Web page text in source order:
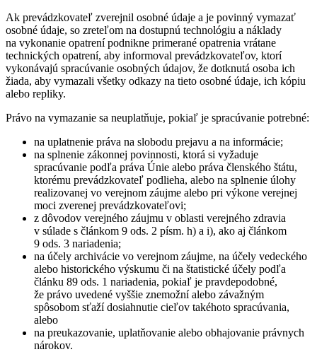
Ak prevádzkovateľ zverejnil osobné údaje a je povinný vymazať
osobné údaje, so zreteľom na dostupnú technológiu a náklady
na vykonanie opatrení podnikne primerané opatrenia vrátane
technických opatrení, aby informoval prevádzkovateľov, ktorí
vykonávajú spracúvanie osobných údajov, že dotknutá osoba ich
žiada, aby vymazali všetky odkazy na tieto osobné údaje, ich kópiu
alebo repliky.
Právo na vymazanie sa neuplatňuje, pokiaľ je spracúvanie potrebné:
na uplatnenie práva na slobodu prejavu a na informácie;
na splnenie zákonnej povinnosti, ktorá si vyžaduje
spracúvanie podľa práva Únie alebo práva členského štátu,
ktorému prevádzkovateľ podlieha, alebo na splnenie úlohy
realizovanej vo verejnom záujme alebo pri výkone verejnej
moci zverenej prevádzkovateľovi;
z dôvodov verejného záujmu v oblasti verejného zdravia
v súlade s článkom 9 ods. 2 písm. h) a i), ako aj článkom
9 ods. 3 nariadenia;
na účely archivácie vo verejnom záujme, na účely vedeckého
alebo historického výskumu či na štatistické účely podľa
článku 89 ods. 1 nariadenia, pokiaľ je pravdepodobné,
že právo uvedené vyššie znemožní alebo závažným
spôsobom sťaží dosiahnutie cieľov takéhoto spracúvania,
alebo
na preukazovanie, uplatňovanie alebo obhajovanie právnych
nárokov.